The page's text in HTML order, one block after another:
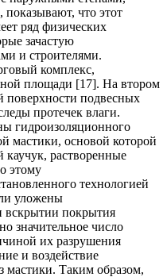
что этот
ряд физических
зачастую
и строителями.
комплекс,
площади [17]. На втором
поверхности подвесных
протечек влаги.
гидроизоляционного
мастики, основой которой
растворенные
этому
технологией
уложены
вскрытии покрытия
значительное число
их разрушения
и воздействие
мастики. Таким образом,